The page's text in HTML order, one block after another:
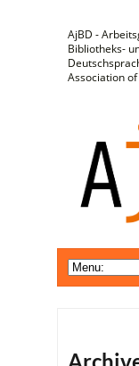
AjBD -
Bibliotheks-
Association